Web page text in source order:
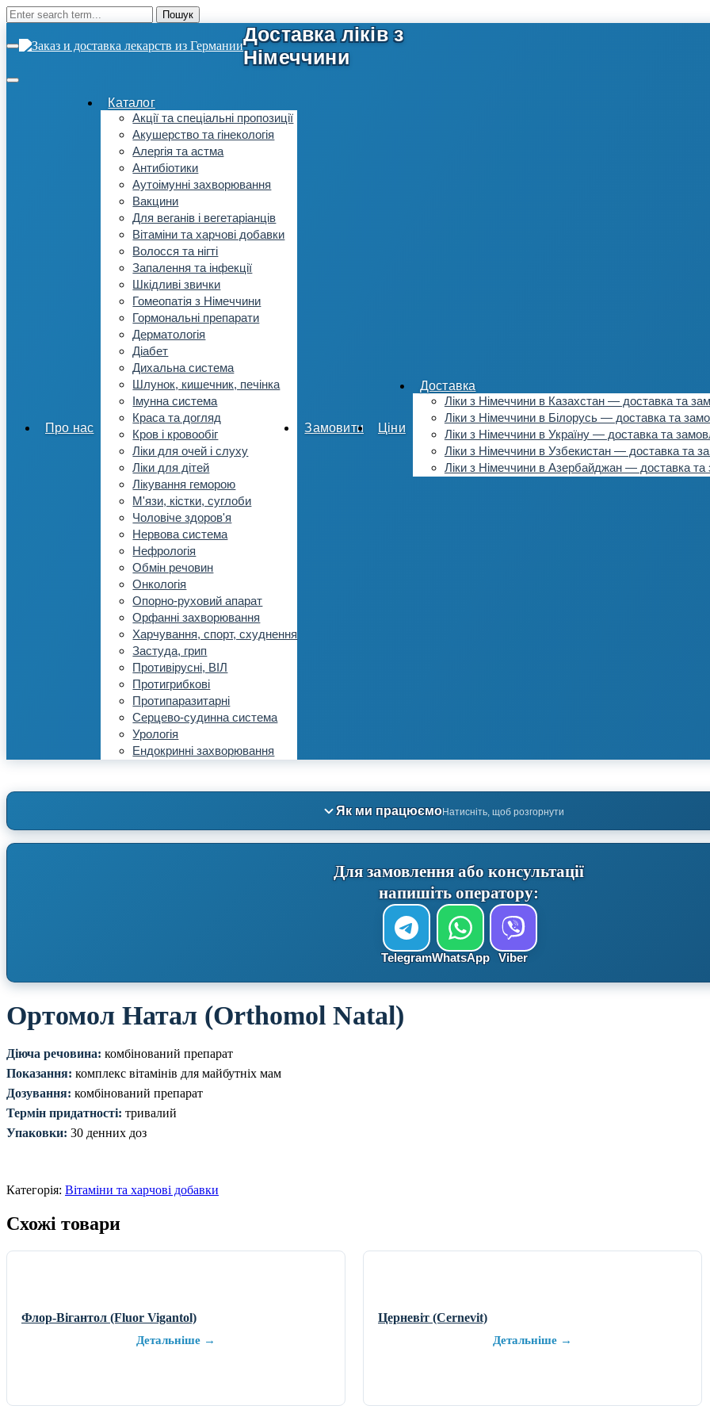
Про нас
Каталог
Акції та спеціальні пропозиції
Акушерство та гінекологія
Алергія та астма
Антибіотики
Аутоімунні захворювання
Вакцини
Для веганів і вегетаріанців
Вітаміни та харчові добавки
Волосся та нігті
Запалення та інфекції
Шкідливі звички
Гомеопатія з Німеччини
Гормональні препарати
Дерматологія
Діабет
Дихальна система
Шлунок, кишечник, печінка
Імунна система
Краса та догляд
Кров і кровообіг
Ліки для очей і слуху
Ліки для дітей
Лікування геморою
М'язи, кістки, суглоби
Чоловіче здоров'я
Нервова система
Нефрологія
Обмін речовин
Онкологія
Опорно-руховий апарат
Орфанні захворювання
Харчування, спорт, схуднення
Застуда, грип
Противірусні, ВІЛ
Протигрибкові
Протипаразитарні
Серцево-судинна система
Урологія
Ендокринні захворювання
Замовити Ціни
Доставка
Ліки з Німеччини в Казахстан — доставка та
Ліки з Німеччини в Білорусь — доставка та
Ліки з Німеччини в Україну — доставка та
Ліки з Німеччини в Узбекистан — доставка та
Ліки з Німеччини в Азербайджан — доставка та
Як ми працюємоНатисніть, щоб розгорнути
Для замовлення або консультації
напишіть оператору:
TelegramWhatsApp Viber
Ортомол Натал (Orthomol Natal)
Діюча речовина: комбінований препарат
Показання: комплекс вітамінів для майбутніх мам
Дозування: комбінований препарат
Термін придатності: тривалий
Упаковки: 30 денних доз
Категорія: Вітаміни та харчові добавки
Схожі товари
Флор-Вігантол (Fluor Vigantol)
Детальніше →
Церневіт (Cernevit)
Детальніше →